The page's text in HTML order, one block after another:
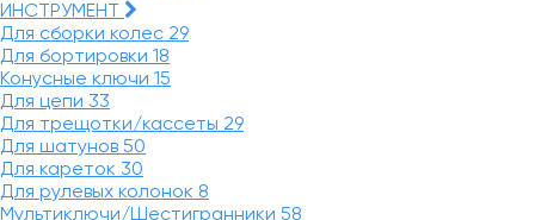
ИНСТРУМЕНТ
Для сборки колес 29
Для бортировки 18
Конусные ключи 15
Для цепи 33
Для трещотки/кассеты 29
Для шатунов 50
Для кареток 30
Для рулевых колонок 8
Мультиключи/Шестигранники 58